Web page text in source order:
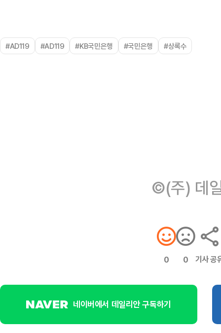
#AD119 #AD119 #KB국민은행 #국민은행 #상록수
©(주) 데
0 0 기사 공
네이버에서 데일리안 구독하기